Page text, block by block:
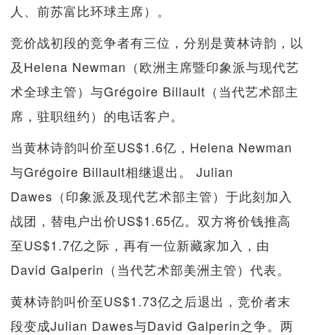
人、前苏富比环球主席）。
竞价战初段的竞争者有三位，分别是黄林诗韵，以
及Helena Newman（欧洲主席暨印象派与现代艺
术全球主管）与Grégoire Billault（当代艺术部主
席，驻职纽约）的电话客户。
当黄林诗韵叫价至US$1.6亿，Helena Newman
与Grégoire Billault相继退出。 Julian
Dawes（印象派及现代艺术部主管）于此刻加入
战团，替电户出价US$1.65亿。双方将价钱推高
至US$1.7亿之际，再有一位新藏家加入，由
David Galperin（当代艺术部美洲主管）代表。
黄林诗韵叫价至US$1.73亿之后退出，竞价者末
段变成Julian Dawes与David Galperin之争。两